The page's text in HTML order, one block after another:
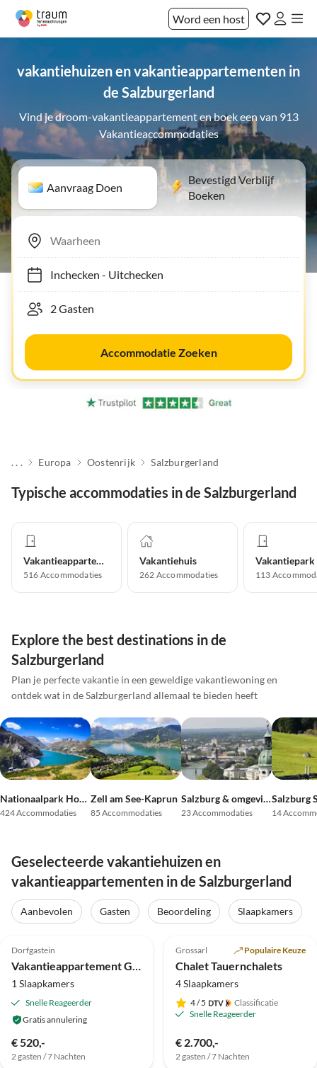
Word een host
vakantiehuizen en vakantieappartementen in
de Salzburgerland
Vind je droom-vakantieappartement en boek een van 913
Vakantieaccommodaties
Aanvraag Doen
Bevestigd Verblijf
Boeken
Inchecken- Uitchecken
Accommodatie Zoeken
. . . Europa Oostenrijk Salzburgerland
Typische accommodaties in de Salzburgerland
Vakantieappartement
516 Accommodaties
Vakantiehuis
262 Accommodaties
Vakantiepark
113
Explore the best destinations in de
Salzburgerland
Plan je perfecte vakantie in een geweldige vakantiewoning en
ontdek wat in de Salzburgerland allemaal te bieden heeft
Nationaalpark Hohe Tauern
424 Accommodaties
Zell am See-Kaprun
85 Accommodaties
Salzburg & omgeving
23 Accommodaties
Salzburg
14
Geselecteerde vakantiehuizen en
vakantieappartementen in de Salzburgerland
Aanbevolen Gasten Beoordeling Slaapkamers
Top-
Advertentie
Dorfgastein
Vakantieappartement Gastenhuis Schernthaner
1 Slaapkamers
Snelle Reageerder
Gratis annulering
€ 520,-
2 gasten / 7 Nachten
Top-
Advertentie
Grossarl Populaire Keuze
Chalet Tauernchalets
4 Slaapkamers
4/ 5
Classificatie
Snelle Reageerder
€ 2.700,-
2 gasten / 7 Nachten